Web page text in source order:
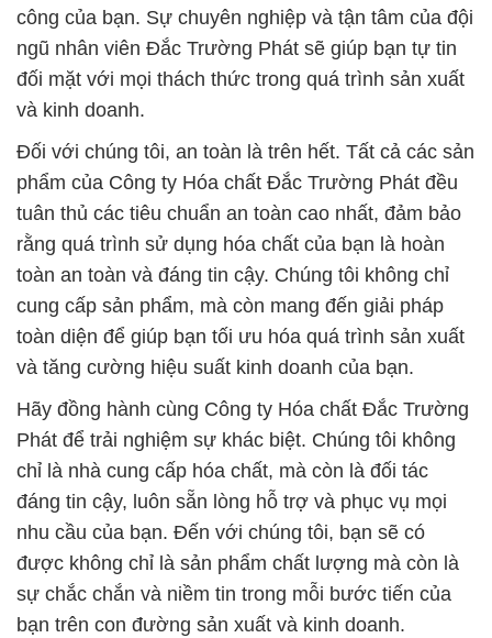
công của bạn. Sự chuyên nghiệp và tận tâm của đội
ngũ nhân viên Đắc Trường Phát sẽ giúp bạn tự tin
đối mặt với mọi thách thức trong quá trình sản xuất
và kinh doanh.
Đối với chúng tôi, an toàn là trên hết. Tất cả các sản
phẩm của Công ty Hóa chất Đắc Trường Phát đều
tuân thủ các tiêu chuẩn an toàn cao nhất, đảm bảo
rằng quá trình sử dụng hóa chất của bạn là hoàn
toàn an toàn và đáng tin cậy. Chúng tôi không chỉ
cung cấp sản phẩm, mà còn mang đến giải pháp
toàn diện để giúp bạn tối ưu hóa quá trình sản xuất
và tăng cường hiệu suất kinh doanh của bạn.
Hãy đồng hành cùng Công ty Hóa chất Đắc Trường
Phát để trải nghiệm sự khác biệt. Chúng tôi không
chỉ là nhà cung cấp hóa chất, mà còn là đối tác
đáng tin cậy, luôn sẵn lòng hỗ trợ và phục vụ mọi
nhu cầu của bạn. Đến với chúng tôi, bạn sẽ có
được không chỉ là sản phẩm chất lượng mà còn là
sự chắc chắn và niềm tin trong mỗi bước tiến của
bạn trên con đường sản xuất và kinh doanh.